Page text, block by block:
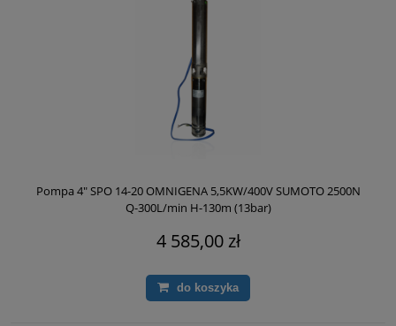
Pompa 4" SPO 14-20 OMNIGENA 5,5KW/400V SUMOTO 2500N
Q-300L/min H-130m (13bar)
4 585,00 zł
do koszyka